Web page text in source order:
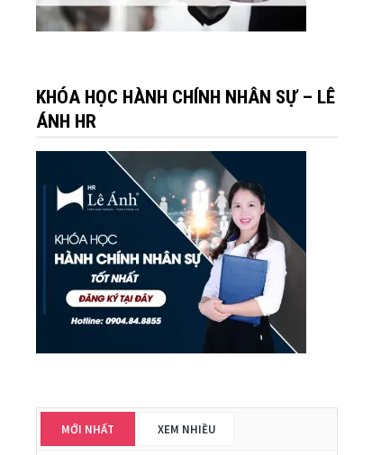
KHÓA HỌC HÀNH CHÍNH NHÂN SỰ – LÊ
ÁNH HR
MỚI NHẤT XEM NHIỀU